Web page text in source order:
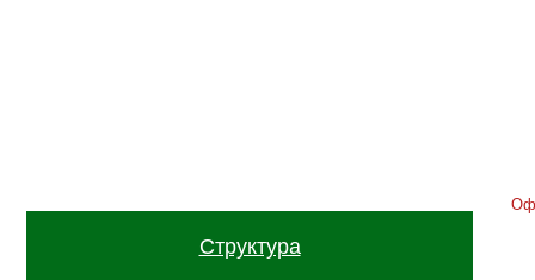
Структура